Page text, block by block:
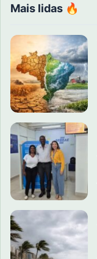
Mais lidas 🔥